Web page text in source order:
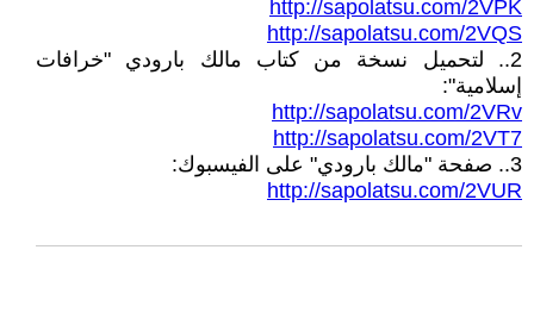
http://sapolatsu.com/2VPK
http://sapolatsu.com/2VQS
2.. لتحميل نسخة من كتاب مالك بارودي "خرافات
إسلامية":
http://sapolatsu.com/2VRv
http://sapolatsu.com/2VT7
3.. صفحة "مالك بارودي" على الفيسبوك:
http://sapolatsu.com/2VUR